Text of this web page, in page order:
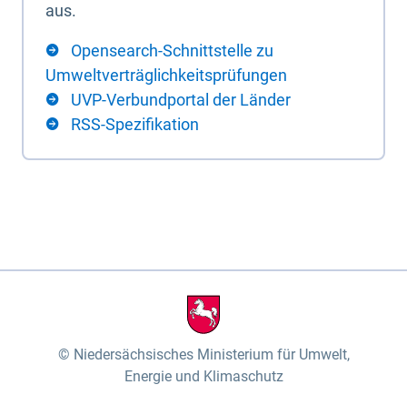
aus.
Opensearch-Schnittstelle zu
Umweltverträglichkeitsprüfungen
UVP-Verbundportal der Länder
RSS-Spezifikation
Niedersächsisches Ministerium für Umwelt,
Energie und Klimaschutz